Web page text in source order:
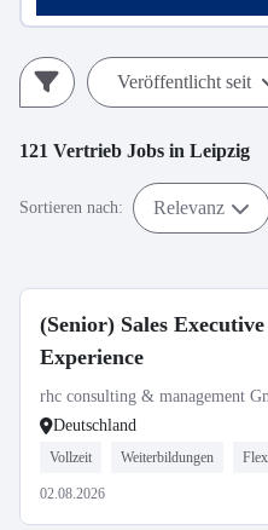
Veröffentlicht seit
121 Vertrieb Jobs in Leipzig
Sortieren nach: Relevanz
(Senior) Sales
Experience
rhc consulting & management
Deutschland
Vollzeit Weiterbildungen
02.08.2026